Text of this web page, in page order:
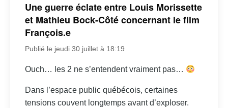
Une guerre éclate entre Louis Morissette
et Mathieu Bock-Côté concernant le film
François.e
Publié le jeudi 30 juillet à 18:19
Ouch… les 2 ne s’entendent vraiment pas…
Dans l’espace public québécois, certaines
tensions couvent longtemps avant d’exploser.